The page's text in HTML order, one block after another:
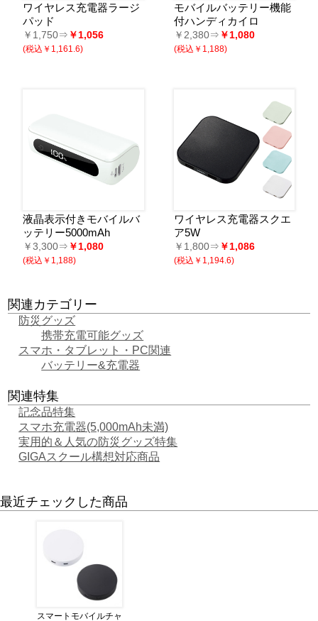
ワイヤレス充電器ラージ
パッド
￥1,750⇒ ￥1,056
(税込￥1,161.6)
モバイルバッテリー機能
付ハンディカイロ
￥2,380⇒ ￥1,080
(税込￥1,188)
液晶表示付きモバイルバ
ッテリー5000mAh
￥3,300⇒ ￥1,080
(税込￥1,188)
ワイヤレス充電器スクエ
ア5W
￥1,800⇒ ￥1,086
(税込￥1,194.6)
関連カテゴリー
防災グッズ
携帯充電可能グッズ
スマホ・タブレット・PC関連
バッテリー&充電器
関連特集
記念品特集
スマホ充電器(5,000mAh未満)
実用的＆人気の防災グッズ特集
GIGAスクール構想対応商品
最近チェックした商品
スマートモバイルチャ